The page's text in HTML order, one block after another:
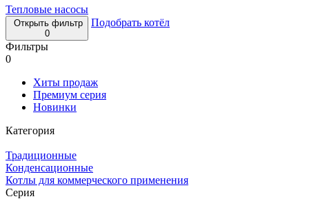
Тепловые насосы
Открыть фильтр
0
Подобрать котёл
Фильтры
0
Хиты продаж
Премиум серия
Новинки
Категория
Традиционные
Конденсационные
Котлы для коммерческого применения
Серия